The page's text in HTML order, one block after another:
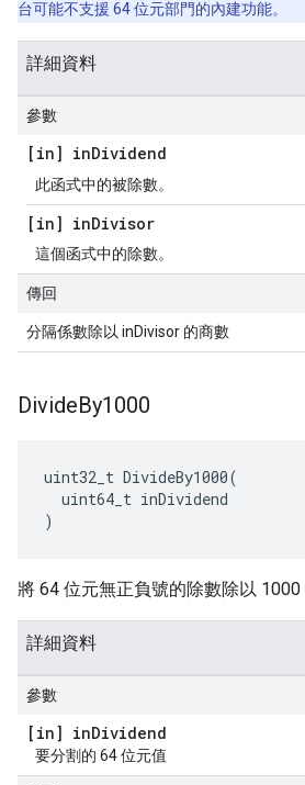
台可能不支援 64 位元部門的內建功能。
詳細資料
參數
[in] inDividend
此函式中的被除數。
[in] inDivisor
這個函式中的除數。
傳回
分隔係數除以 inDivisor 的商數
DivideBy1000
uint32_t DivideBy1000(
  uint64_t inDividend
)
將 64 位元無正負號的除數除以 1000
詳細資料
參數
[in] inDividend
要分割的 64 位元值